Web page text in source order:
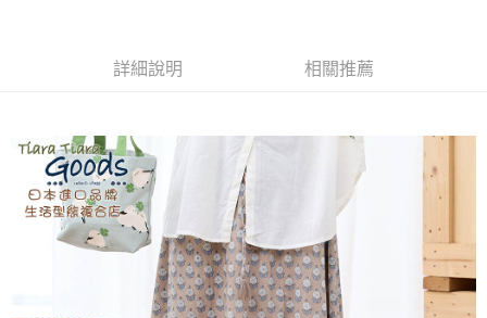
【關於「AFTEE先享後付」】
２．便利：只要手機號碼，簡訊認證，即可結帳。
３．安心：先確認商品／服務後，再付款。
【「AFTEE先享後付」結帳流程】
１．於結帳方式選擇「AFTEE先享後付」後，將跳轉至「AFTEE先享後付」
結帳頁面，進行簡訊認證並確認金額後，即可完成結帳。
２．訂單成立數日內，您將收到繳費通知簡訊。
３．收到繳費通知簡訊後14天內，點擊此簡訊中的連結，可透過四大超商／
ATM／網路銀行／等多元方式進行付款，方視為交易完成。
運送方式
全家取貨付款
每筆NT$60，滿NT$1,800(含以上)免運費
付款後全家取貨
每筆NT$60，滿NT$1,800(含以上)免運費
詳細說明 相關推薦